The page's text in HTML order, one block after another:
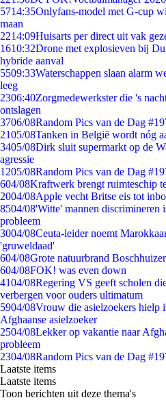
5714:35Onlyfans-model met G-cup
maan
2214:09Huisarts per direct uit vak
1610:32Drone met explosieven bij
hybride aanval
5509:33Waterschappen slaan alarm
leeg
2306:40Zorgmedewerkster die 's
ontslagen
3706/08Random Pics van de Dag
2105/08Tanken in België wordt nóg
3405/08Dirk sluit supermarkt op de
agressie
1205/08Random Pics van de Dag
604/08Kraftwerk brengt ruimteschip
2004/08Apple vecht Britse eis tot
8504/08'Witte' mannen discrimineren
probleem
3004/08Ceuta-leider noemt
'gruweldaad'
604/08Grote natuurbrand
604/08FOK! was even down
4104/08Regering VS geeft scholen
verbergen voor ouders ultimatum
5904/08Vrouw die asielzoekers hielp
Afghaanse asielzoeker
2504/08Lekker op vakantie naar
probleem
2304/08Random Pics van de Dag
Laatste items
Laatste items
Toon berichten uit deze thema's